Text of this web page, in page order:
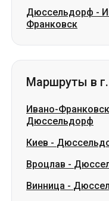
Дюссельдорф -
Франковск
Маршруты в
Ивано-Франковск
Дюссельдорф
Киев -
Вроцлав -
Винница -